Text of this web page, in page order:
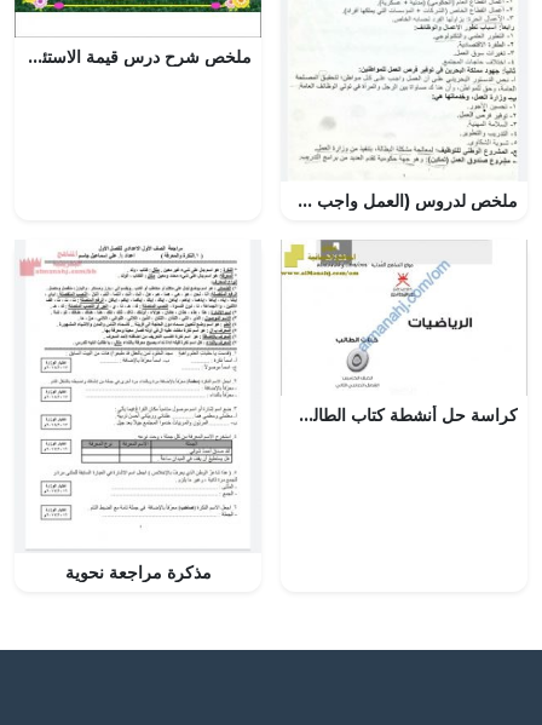
ملخص لدروس (العمل واجب وطني – العمل التطوعي – التراث الوطني) ومذكرة أسئلة (تربية للمواطنة) السادس
ملخص شرح درس قيمة الاستئذان (تربية اسلامية) الحادي عشر
كراسة حل أنشطة كتاب الطالب (رياضيات) الخامس
مذكرة مراجعة نحوية